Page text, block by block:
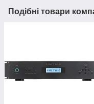
Подібні товари